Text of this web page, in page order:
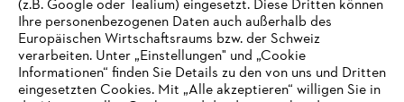
Support
(z.B. Google oder Tealium) eingesetzt. Diese Dritten können
Ihre personenbezogenen Daten auch außerhalb des
Europäischen Wirtschaftsraums bzw. der Schweiz
verarbeiten. Unter „Einstellungen" und „Cookie
Informationen“ finden Sie Details zu den von uns und Dritten
eingesetzten Cookies. Mit „Alle akzeptieren“ willigen Sie in